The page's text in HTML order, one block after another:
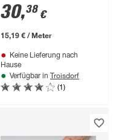
x 35 mm
30,38 €
15,19 € / Meter
Keine Lieferung nach
Hause
Verfügbar in Troisdorf
(1)